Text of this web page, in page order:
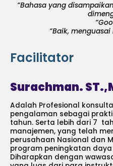
“Bahasa yang
“Baik,
Facilitator
Surachman.
Adalah Profesional
pengalaman sebagai
tahun. Serta lebih dari 7
manajemen, yang telah
perusahaan Nasional dan
program peningkatan
Diharapkan dengan